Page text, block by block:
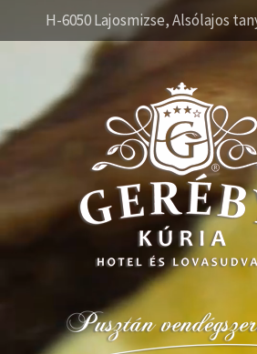
H-6050 Lajosmizse, Alsólajos